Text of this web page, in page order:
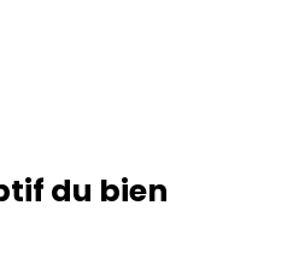
du bien